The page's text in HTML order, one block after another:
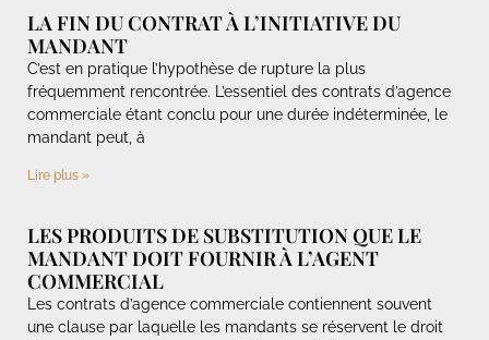
LA FIN DU CONTRAT À L’INITIATIVE DU
MANDANT
C’est en pratique l’hypothèse de rupture la plus
fréquemment rencontrée. L’essentiel des contrats d’agence
commerciale étant conclu pour une durée indéterminée, le
mandant peut, à
Lire plus »
LES PRODUITS DE SUBSTITUTION QUE LE
MANDANT DOIT FOURNIR À L’AGENT
COMMERCIAL
Les contrats d’agence commerciale contiennent souvent
une clause par laquelle les mandants se réservent le droit